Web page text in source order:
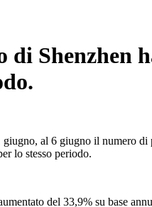
Shenzhen
al 6 giugno il numero
lo stesso periodo.
del 33,9% su base